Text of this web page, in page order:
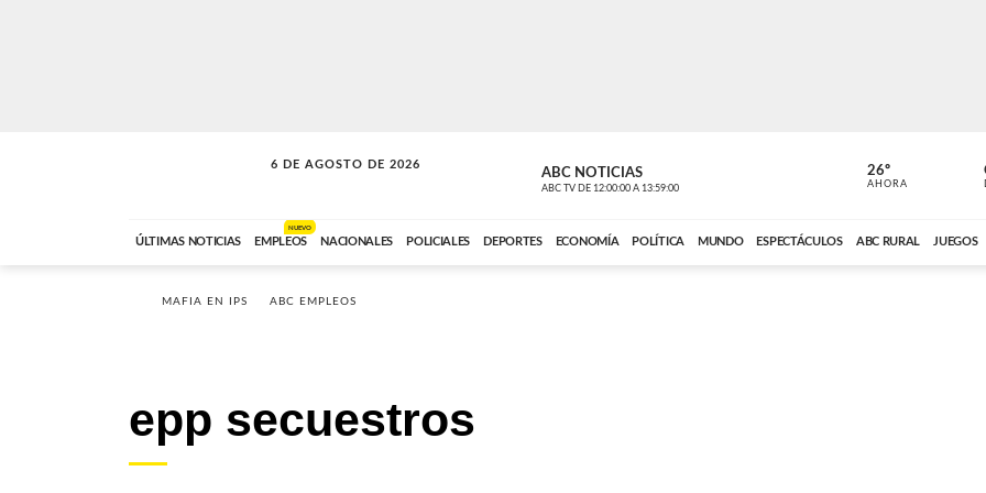
6 DE AGOSTO DE 2026
A DE LA TARDE ABC NOTICIAS
ABC TV DE 12:00:00 A 13:59:00
CARDINAL
ABC CARDINAL
26º
AHORA
ÚLTIMAS NOTICIAS EMPLEOS
NUEVO
NACIONALES POLICIALES DEPORTES ECONOMÍA POLÍTICA MUNDO ESPECTÁCULOS ABC RURAL JUEGOS
MAFIA EN IPS ABC EMPLEOS
epp secuestros